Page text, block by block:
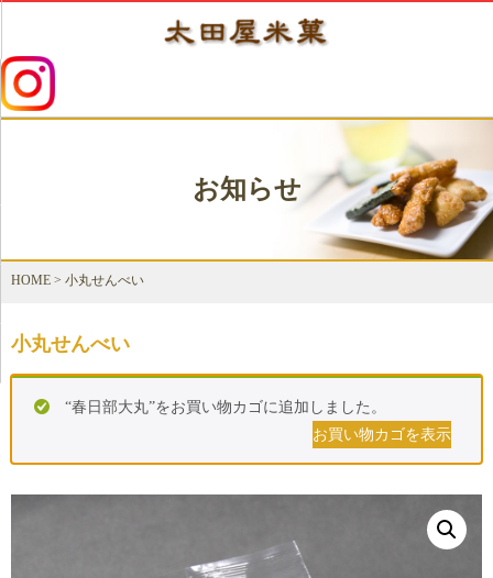
お知らせ
HOME > 小丸せんべい
小丸せんべい
“春日部大丸”をお買い物カゴに追加しました。
お買い物カゴを表示